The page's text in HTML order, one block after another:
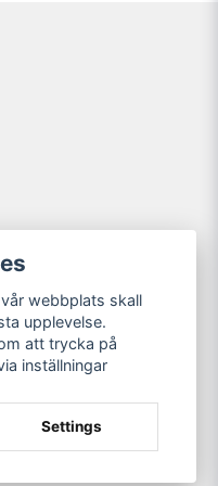
webbplats skall
upplevelse.
att trycka på
inställningar
Settings